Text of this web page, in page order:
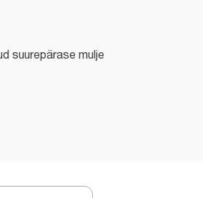
suurepärase mulje